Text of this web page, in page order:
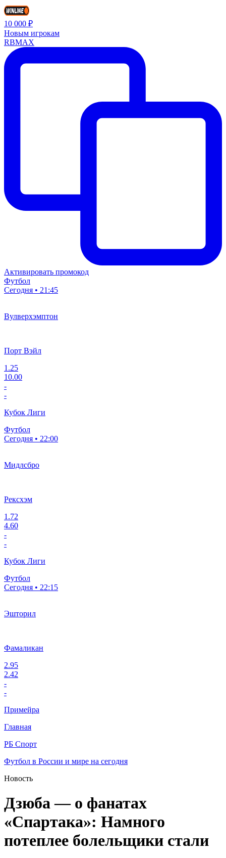
10 000 ₽
Новым игрокам
RBMAX
Активировать промокод
Футбол
Сегодня • 21:45
Вулверхэмптон
Порт Вэйл
1.25
10.00
-
-
Кубок Лиги
Футбол
Сегодня • 22:00
Мидлсбро
Рексхэм
1.72
4.60
-
-
Кубок Лиги
Футбол
Сегодня • 22:15
Эшторил
Фамаликан
2.95
2.42
-
-
Примейра
Главная
РБ Спорт
Футбол в России и мире на сегодня
Новость
Дзюба — о фанатах
«Спартака»: Намного
потеплее болельщики стали